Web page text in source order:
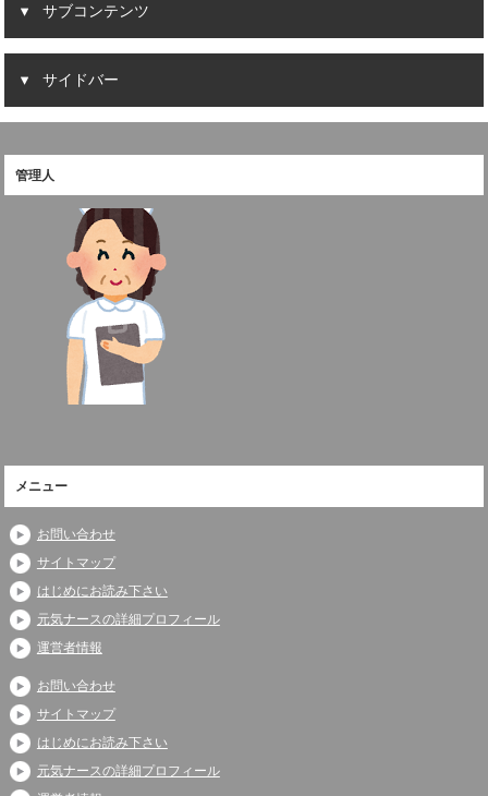
サブコンテンツ
サイドバー
管理人
メニュー
お問い合わせ
サイトマップ
はじめにお読み下さい
元気ナースの詳細プロフィール
運営者情報
お問い合わせ
サイトマップ
はじめにお読み下さい
元気ナースの詳細プロフィール